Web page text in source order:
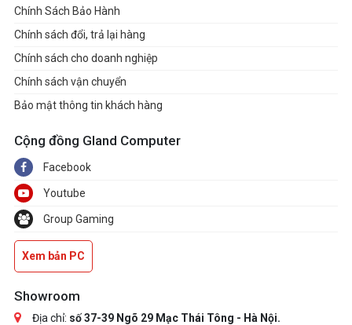
Chính Sách Bảo Hành
Chính sách đổi, trả lại hàng
Chính sách cho doanh nghiệp
Chính sách vận chuyển
Bảo mật thông tin khách hàng
Cộng đồng Gland Computer
Facebook
Youtube
Group Gaming
Xem bản PC
Showroom
Địa chỉ: số 37-39 Ngõ 29 Mạc Thái Tông - Hà Nội.